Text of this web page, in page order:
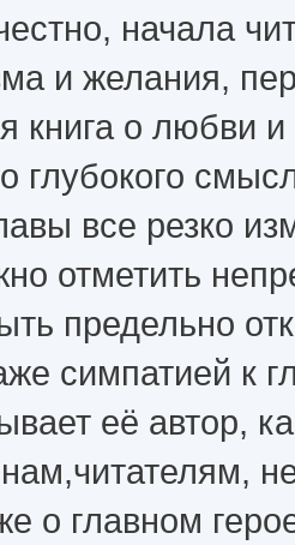
начала
и желания,
книга о любви и
глубокого
все резко
отметить
предельно
симпатией к
её автор,
о главном